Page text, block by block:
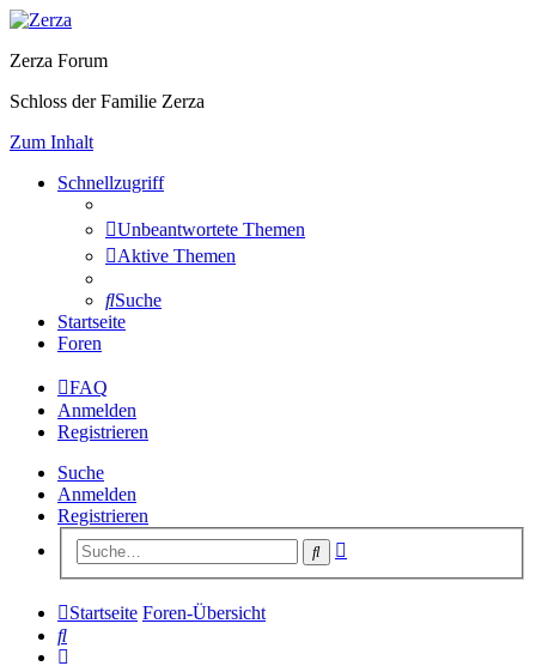
Zerza Forum
Schloss der Familie Zerza
Zum Inhalt
Schnellzugriff
Unbeantwortete Themen
Aktive Themen
Suche
Startseite
Foren
FAQ
Anmelden
Registrieren
Suche
Anmelden
Registrieren
Suche
Startseite Foren-Übersicht
Suche